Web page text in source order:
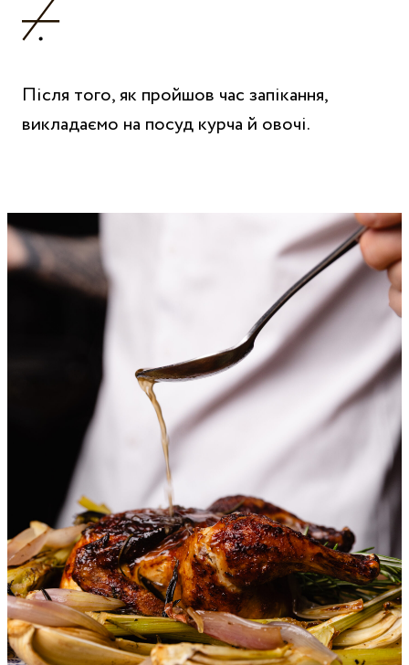
Після того, як пройшов час запікання,
викладаємо на посуд курча й овочі.